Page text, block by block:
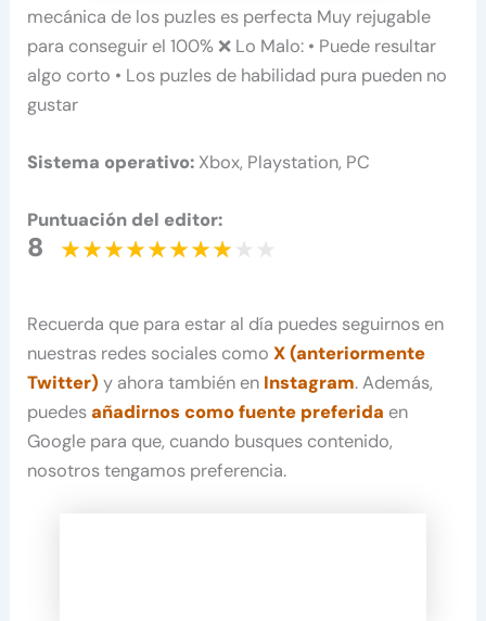
mecánica de los puzles es perfecta Muy rejugable
para conseguir el 100% ❌ Lo Malo: • Puede resultar
algo corto • Los puzles de habilidad pura pueden no
gustar
Sistema operativo: Xbox, Playstation, PC
Puntuación del editor:
8
Recuerda que para estar al día puedes seguirnos en
nuestras redes sociales comoX (anteriormente
Twitter) y ahora también en Instagram. Además,
puedesañadirnos como fuente preferida en
Google para que, cuando busques contenido,
nosotros tengamos preferencia.